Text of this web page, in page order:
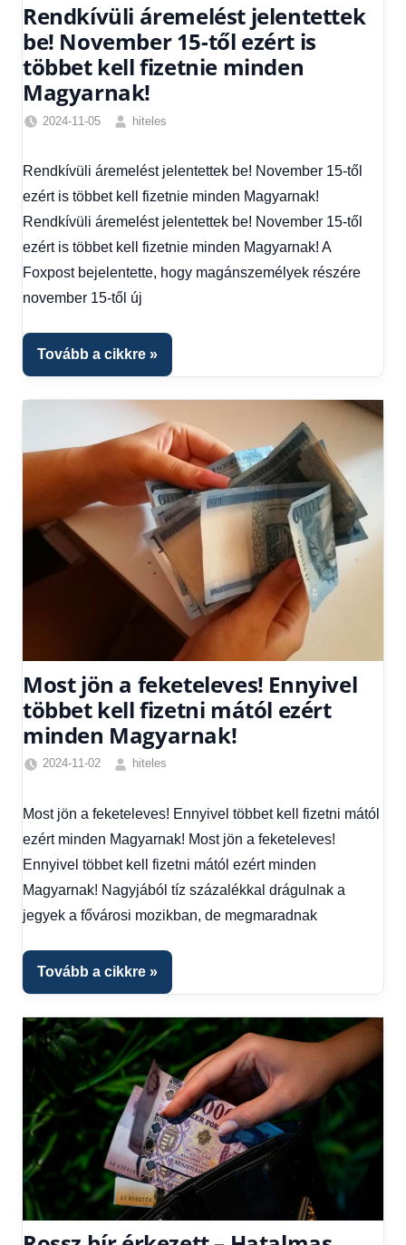
Rendkívüli áremelést jelentettek
be! November 15-től ezért is
többet kell fizetnie minden
Magyarnak!
2024-11-05
hiteles
Hírek,
Hírek
1
kézből
Rendkívüli áremelést jelentettek be! November 15-től
ezért is többet kell fizetnie minden Magyarnak!
Rendkívüli áremelést jelentettek be! November 15-től
ezért is többet kell fizetnie minden Magyarnak! A
Foxpost bejelentette, hogy magánszemélyek részére
november 15-től új
Tovább a cikkre
Most jön a feketeleves! Ennyivel
többet kell fizetni mától ezért
minden Magyarnak!
2024-11-02
hiteles
Gazdaság ,
Hírek,
Hírek
1
Most jön a feketeleves! Ennyivel többet kell fizetni mától
ezért minden Magyarnak! Most jön a feketeleves!
Ennyivel többet kell fizetni mától ezért minden
Magyarnak! Nagyjából tíz százalékkal drágulnak a
jegyek a fővárosi mozikban, de megmaradnak
Tovább a cikkre